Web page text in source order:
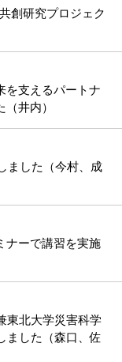
創研究プロジェク
を支えるパートナ
井内）
ました（今村、成
ナーで講習を実施
東北大学災害科学
ました（森口、佐